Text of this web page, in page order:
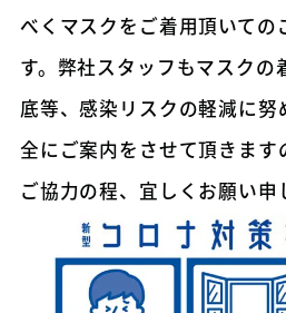
べくマスクをご着用頂いての
す。弊社スタッフもマスクの
底等、感染リスクの軽減に努
全にご案内をさせて頂きます
ご協力の程、宜しくお願い申